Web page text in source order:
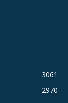
3061
2970